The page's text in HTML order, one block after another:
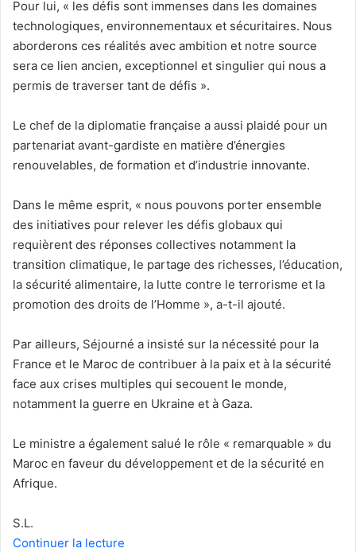
Pour lui, « les défis sont immenses dans les domaines
technologiques, environnementaux et sécuritaires. Nous
aborderons ces réalités avec ambition et notre source
sera ce lien ancien, exceptionnel et singulier qui nous a
permis de traverser tant de défis ».
Le chef de la diplomatie française a aussi plaidé pour un
partenariat avant-gardiste en matière d’énergies
renouvelables, de formation et d’industrie innovante.
Dans le même esprit, « nous pouvons porter ensemble
des initiatives pour relever les défis globaux qui
requièrent des réponses collectives notamment la
transition climatique, le partage des richesses, l’éducation,
la sécurité alimentaire, la lutte contre le terrorisme et la
promotion des droits de l’Homme », a-t-il ajouté.
Par ailleurs, Séjourné a insisté sur la nécessité pour la
France et le Maroc de contribuer à la paix et à la sécurité
face aux crises multiples qui secouent le monde,
notamment la guerre en Ukraine et à Gaza.
Le ministre a également salué le rôle « remarquable » du
Maroc en faveur du développement et de la sécurité en
Afrique.
S.L.
Continuer la lecture